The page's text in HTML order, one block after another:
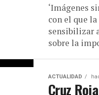
‘Imágenes
con el que
sensibilizar
sobre la
ACTUALIDAD
Cruz